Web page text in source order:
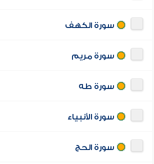
سورة الكهف
سورة مريم
سورة طه
سورة الأنبياء
سورة الحج